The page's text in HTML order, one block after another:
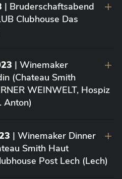
| Bruderschaftsabend
Clubhouse Das
| Winemaker
(Chateau Smith
WEINWELT, Hospiz
Anton)
| Winemaker Dinner
Smith Haut
Post Lech (Lech)